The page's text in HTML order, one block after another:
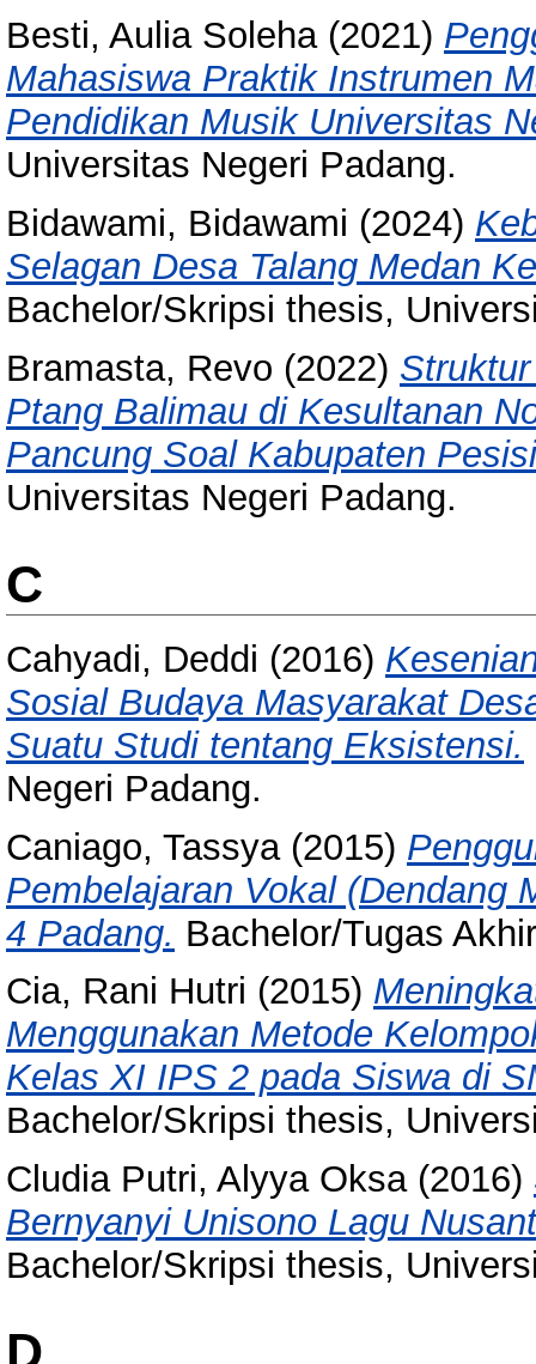
Besti, Aulia Soleha(2021)
Mahasiswa Praktik Instrumen
Pendidikan Musik Universitas
Universitas Negeri Padang.
Bidawami, Bidawami (2024)
Selagan Desa Talang Medan
Bachelor/Skripsi thesis,
Bramasta, Revo (2022)
Ptang Balimau di Kesultanan
Pancung Soal Kabupaten
Universitas Negeri Padang.
C
Cahyadi, Deddi (2016)
Sosial Budaya Masyarakat
Suatu Studi tentang Eksistensi.
Negeri Padang.
Caniago, Tassya(2015)
Pembelajaran Vokal (Dendang
4 Padang. Bachelor/Tugas
Cia, Rani Hutri (2015)
Menggunakan Metode
Kelas XI IPS 2 pada Siswa di
Bachelor/Skripsi thesis,
Cludia Putri, Alyya Oksa(2016)
Bernyanyi Unisono Lagu
Bachelor/Skripsi thesis,
D